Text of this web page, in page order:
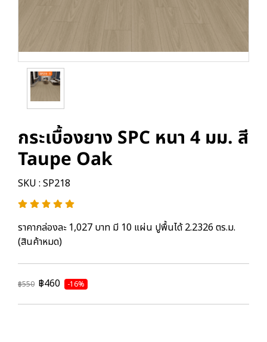
กระเบื้องยาง SPC หนา 4 มม. สี
Taupe Oak
SKU : SP218
ราคากล่องละ 1,027 บาท มี 10 แผ่น ปูพื้นได้ 2.2326 ตร.ม.
(สินค้าหมด)
฿550 ฿460 -16%